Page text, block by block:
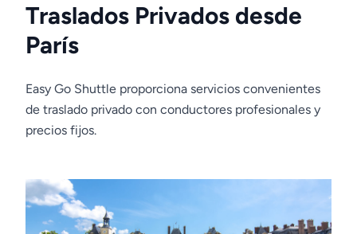
Traslados Privados desde
París
Easy Go Shuttle proporciona servicios convenientes
de traslado privado con conductores profesionales y
precios fijos.